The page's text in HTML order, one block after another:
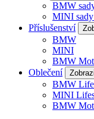
BMW
MINI
Příslušenství
BMW
MINI
BMW
Oblečení
BMW
MINI
BMW